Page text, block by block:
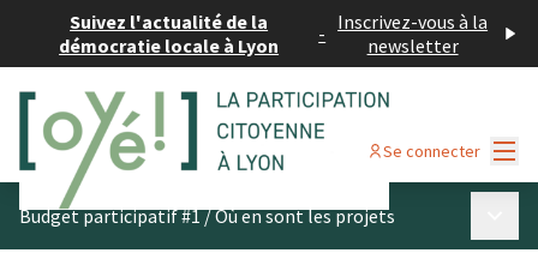
Suivez l'actualité de la
démocratie locale à Lyon
- Inscrivez-vous à la
newsletter
Se connecter
Budget participatif #1/Où en sont les projets